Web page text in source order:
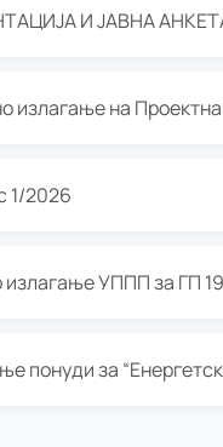
1/2026
излагање УППП за ГП